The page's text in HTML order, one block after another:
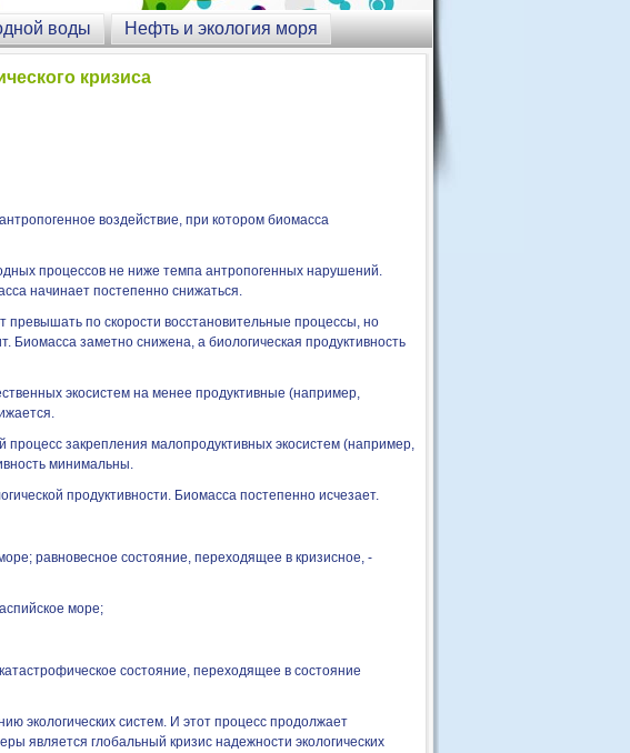
воды Нефть и экология моря
кризиса
воздействие, при котором биомасса
процессов не ниже темпа антропогенных нарушений.
начинает постепенно снижаться.
превышать по скорости восстановительные процессы, но
Биомасса заметно снижена, а биологическая продуктивность
экосистем на менее продуктивные (например,
закрепления малопродуктивных экосистем (например,
минимальны.
продуктивности. Биомасса постепенно исчезает.
равновесное состояние, переходящее в кризисное, -
море;
состояние, переходящее в состояние
экологических систем. И этот процесс продолжает
является глобальный кризис надежности экологических